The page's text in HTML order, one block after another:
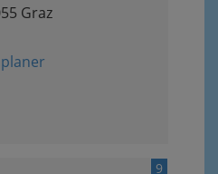
Graz
9